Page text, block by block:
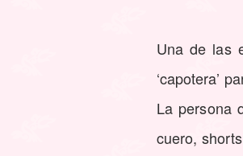
Una de las
‘capotera’
La persona
cuero,